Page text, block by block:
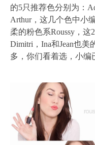
的5只推荐色分别为：
Arthur，这几个色中小
柔的粉色系Roussy，
Dimitri，Ina和Jean也
多，你们看着选，小编